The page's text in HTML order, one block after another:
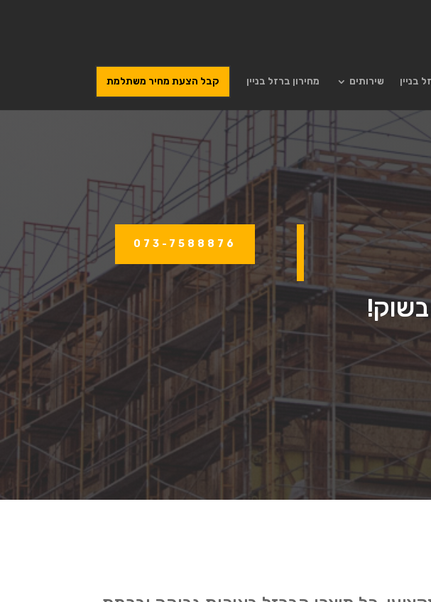
בניין שירותים מחירון ברזל בניין קבל הצעת מחיר משתלמת
073-7588876